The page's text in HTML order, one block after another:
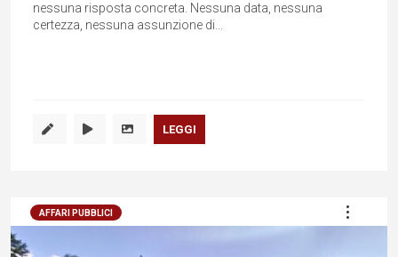
nessuna risposta concreta. Nessuna data, nessuna
certezza, nessuna assunzione di...
LEGGI
AFFARI PUBBLICI